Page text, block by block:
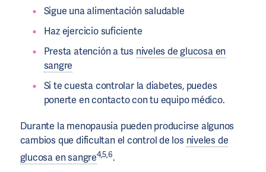
Sigue una alimentación saludable
Haz ejercicio suficiente
Presta atención a tus niveles de glucosa en
sangre
Si te cuesta controlar la diabetes, puedes
ponerte en contacto con tu equipo médico.
Durante la menopausia pueden producirse algunos
cambios que dificultan el control de los niveles de
glucosa en sangre4,5,6.